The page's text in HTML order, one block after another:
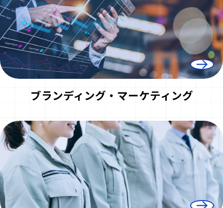
ブランディング・ マーケティング